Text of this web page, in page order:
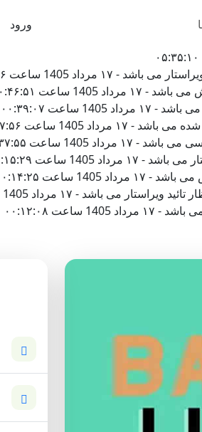
ورود
1405 ساعت ۰۲:۰۰:۵۶
ساعت ۰۰:۴۶:۵۱
۰۰:۳۹:۰۷
ساعت ۰۰:۳۷:۵۶
ساعت ۰۰:۳۷:۵۵
ساعت ۰۰:۱۵:۲۹
ساعت ۰۰:۱۴:۲۵
- ۱۷ مرداد 1405 ساعت ۰۰:۱۲:۲۵
۰۰:۱۲:۰۸